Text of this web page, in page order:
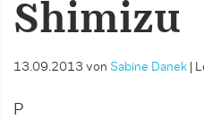
Shimizu
13.09.2013 von Sabine Danek
P